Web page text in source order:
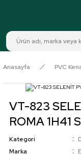
Anasayfa PVC
VT-823
ROMA 1H41
Kategori
Marka